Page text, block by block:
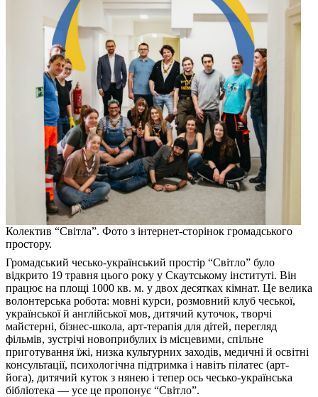
Колектив “Світла”. Фото з інтернет-сторінок громадського
простору.
Громадський чесько-український простір “Світло” було
відкрито 19 травня цього року у Скаутському інституті. Він
працює на площі 1000 кв. м. у двох десятках кімнат. Це велика
волонтерська робота: мовні курси, розмовний клуб чеської,
української й англійської мов, дитячий куточок, творчі
майстерні, бізнес-школа, арт-терапія для дітей, перегляд
фільмів, зустрічі новоприбулих із місцевими, спільне
приготування їжі, низка культурних заходів, медичні й освітні
консультації, психологічна підтримка і навіть пілатес (арт-
йога), дитячий куток з нянею і тепер ось чесько-українська
бібліотека — усе це пропонує “Світло”.